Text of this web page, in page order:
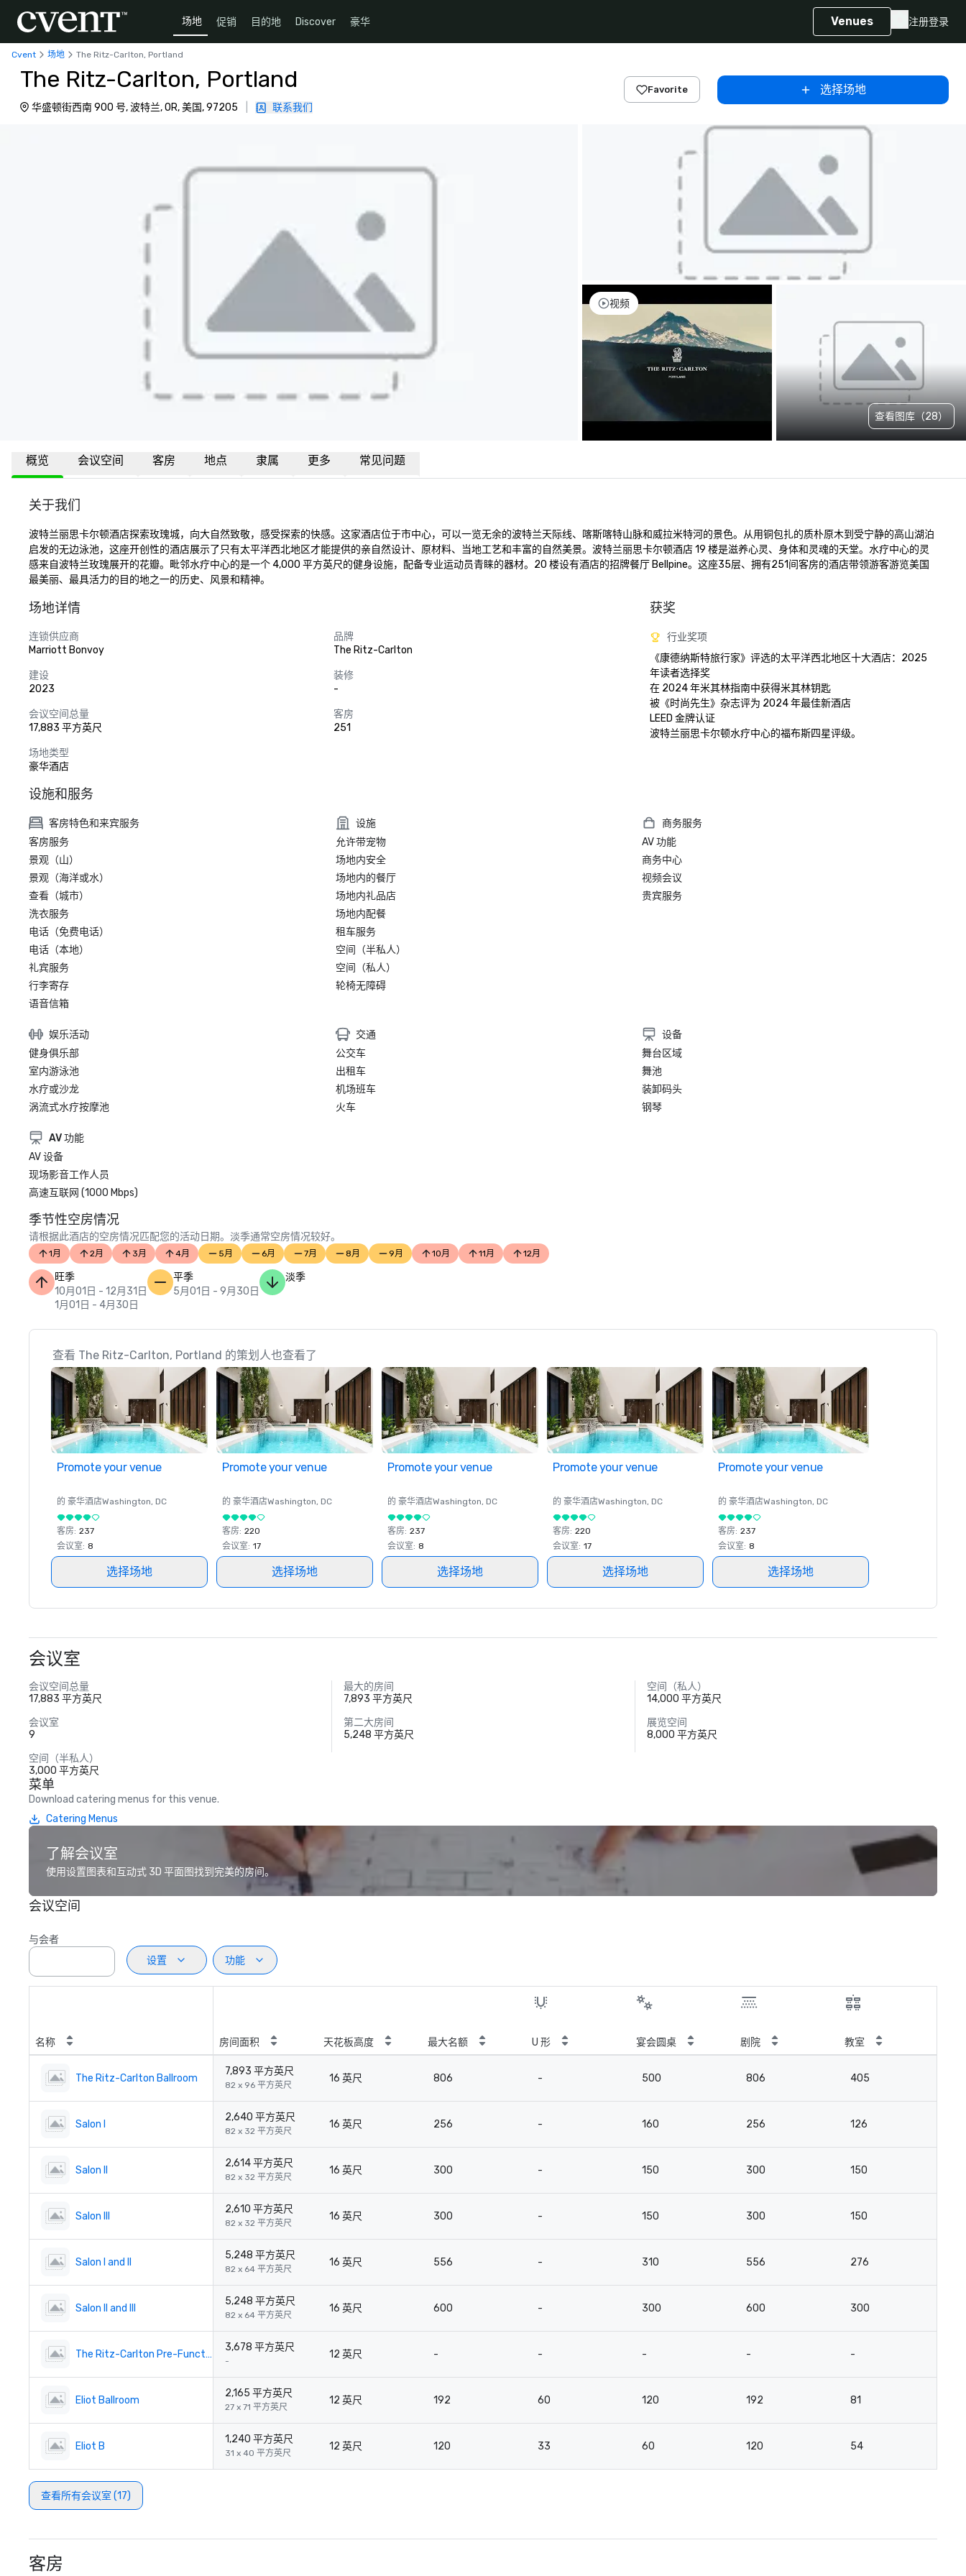
场地 促销 目的地 Discover 豪华 Venues 注册登录
Cvent 场地 The Ritz-Carlton, Portland
The Ritz-Carlton, Portland
华盛顿街西南 900 号, 波特兰, OR, 美国, 97205 联系我们
Favorite 选择场地
视频
查看图库（28）
概览 会议空间 客房 地点 隶属 更多 常见问题
关于我们
波特兰丽思卡尔顿酒店探索玫瑰城，向大自然致敬，感受探索的快感。这家酒店位于市中心，可以一览无余的波特兰天际线、喀斯喀特山脉和威拉米特河的景色。从用铜包扎的质朴原木到受宁静的高山湖泊
启发的无边泳池，这座开创性的酒店展示了只有太平洋西北地区才能提供的亲自然设计、原材料、当地工艺和丰富的自然美景。波特兰丽思卡尔顿酒店 19 楼是滋养心灵、身体和灵魂的天堂。水疗中心的灵
感来自波特兰玫瑰展开的花瓣。毗邻水疗中心的是一个 4,000 平方英尺的健身设施，配备专业运动员青睐的器材。20 楼设有酒店的招牌餐厅 Bellpine。这座35层、拥有251间客房的酒店带领游客游览美国
最美丽、最具活力的目的地之一的历史、风景和精神。
场地详情
连锁供应商
Marriott Bonvoy
品牌
The Ritz-Carlton
建设
2023
装修
-
会议空间总量
17,883 平方英尺
客房
251
场地类型
豪华酒店
获奖
行业奖项
《康德纳斯特旅行家》评选的太平洋西北地区十大酒店：2025
年读者选择奖
在 2024 年米其林指南中获得米其林钥匙
被《时尚先生》杂志评为 2024 年最佳新酒店
LEED 金牌认证
设施和服务
客房特色和来宾服务
客房服务
景观（山）
景观（海洋或水）
查看（城市）
洗衣服务
电话（免费电话）
电话（本地）
礼宾服务
行李寄存
语音信箱
设施
允许带宠物
场地内安全
场地内的餐厅
场地内礼品店
场地内配餐
租车服务
空间（半私人）
空间（私人）
轮椅无障碍
商务服务
AV 功能
商务中心
视频会议
贵宾服务
娱乐活动
健身俱乐部
室内游泳池
水疗或沙龙
涡流式水疗按摩池
交通
公交车
出租车
机场班车
火车
设备
舞台区域
舞池
装卸码头
钢琴
AV 功能
AV 设备
现场影音工作人员
高速互联网 (1000 Mbps)
季节性空房情况
请根据此酒店的空房情况匹配您的活动日期。淡季通常空房情况较好。
1月 2月 3月 4月 5月 6月 7月 8月 9月 10月 11月 12月
旺季
10月01日 - 12月31日
1月01日 - 4月30日
平季
5月01日 - 9月30日
淡季
查看 The Ritz-Carlton, Portland 的策划人也查看了
Promote your venue
的 豪华酒店Washington, DC
客房: 237
会议室: 8
选择场地
Promote your venue
的 豪华酒店Washington, DC
客房: 220
会议室: 17
选择场地
Promote your venue
的 豪华酒店Washington, DC
客房: 237
会议室: 8
选择场地
Promote your venue
的 豪华酒店Washington, DC
客房: 220
会议室: 17
选择场地
Promote your venue
的 豪华酒店Washington, DC
客房: 237
会议室: 8
选择场地
会议室
会议空间总量
17,883 平方英尺
最大的房间
7,893 平方英尺
空间（私人）
14,000 平方英尺
会议室
9
第二大房间
5,248 平方英尺
展览空间
8,000 平方英尺
空间（半私人）
3,000 平方英尺
菜单
Download catering menus for this venue.
Catering Menus
了解会议室
使用设置图表和互动式 3D 平面图找到完美的房间。
会议空间
与会者
设置
功能
名称 房间面积 天花板高度 最大名额 U 形 宴会圆桌 剧院 教室
The Ritz-Carlton Ballroom
7,893 平方英尺
82 x 96 平方英尺
16 英尺 806 - 500 806 405
Salon I
2,640 平方英尺
82 x 32 平方英尺
16 英尺 256 - 160 256 126
Salon II
2,614 平方英尺
82 x 32 平方英尺
16 英尺 300 - 150 300 150
Salon III
2,610 平方英尺
82 x 32 平方英尺
16 英尺 300 - 150 300 150
Salon I and II
5,248 平方英尺
82 x 64 平方英尺
16 英尺 556 - 310 556 276
Salon II and III
5,248 平方英尺
82 x 64 平方英尺
16 英尺 600 - 300 600 300
The Ritz-Carlton Pre-Function
3,678 平方英尺
-
12 英尺 - - - - -
Eliot Ballroom
2,165 平方英尺
27 x 71 平方英尺
12 英尺 192 60 120 192 81
Eliot B
1,240 平方英尺
31 x 40 平方英尺
12 英尺 120 33 60 120 54
查看所有会议室 (17)
客房